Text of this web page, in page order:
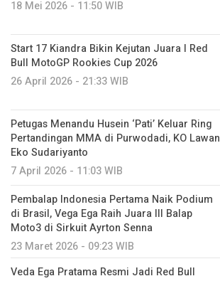
18 Mei 2026 - 11:50 WIB
Start 17 Kiandra Bikin Kejutan Juara I Red
Bull MotoGP Rookies Cup 2026
26 April 2026 - 21:33 WIB
Petugas Menandu Husein ‘Pati’ Keluar Ring
Pertandingan MMA di Purwodadi, KO Lawan
Eko Sudariyanto
7 April 2026 - 11:03 WIB
Pembalap Indonesia Pertama Naik Podium
di Brasil, Vega Ega Raih Juara III Balap
Moto3 di Sirkuit Ayrton Senna
23 Maret 2026 - 09:23 WIB
Veda Ega Pratama Resmi Jadi Red Bull